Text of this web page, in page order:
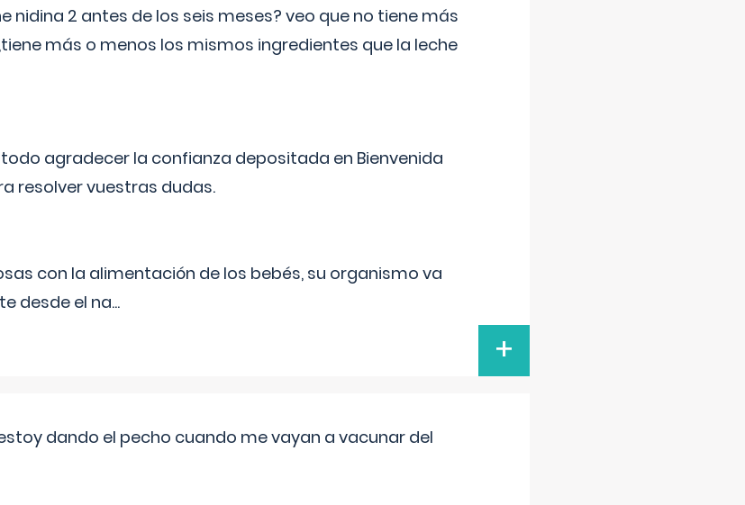
nidina 2 antes de los seis meses? veo que no tiene más
más o menos los mismos ingredientes que la leche
agradecer la confianza depositada en Bienvenida
resolver vuestras dudas.
con la alimentación de los bebés, su organismo va
desde el na...
+
dando el pecho cuando me vayan a vacunar del